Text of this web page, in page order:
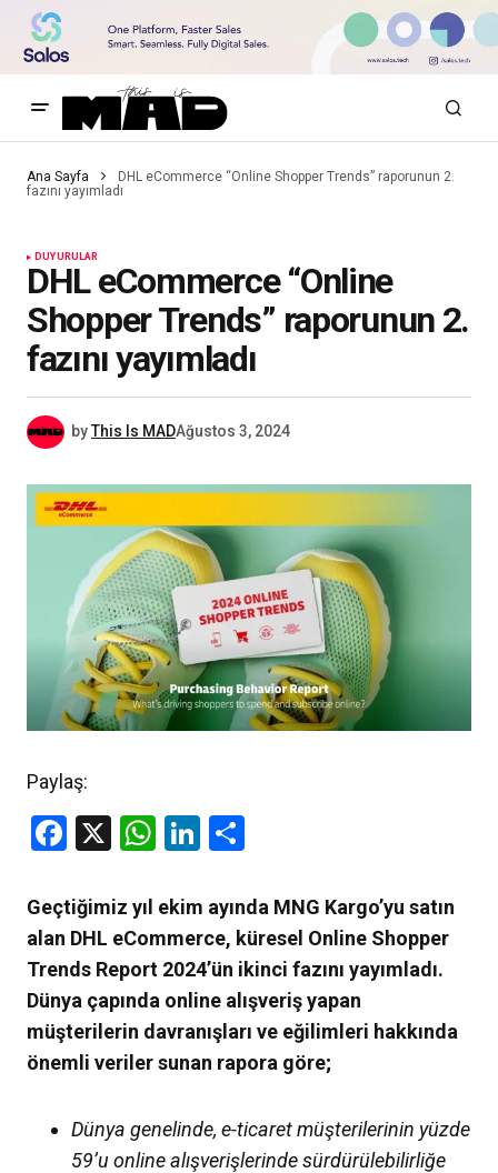
Ana Sayfa
DHL eCommerce “Online Shopper Trends” raporunun 2.
fazını yayımladı
DUYURULAR
DHL eCommerce “Online
Shopper Trends” raporunun 2.
fazını yayımladı
byThis Is MADAğustos 3, 2024
Paylaş:
Facebook
X WhatsApp
LinkedIn
Geçtiğimiz yıl ekim ayında MNG Kargo’yu satın
alan DHL eCommerce, küresel Online Shopper
Trends Report 2024’ün ikinci fazını yayımladı.
Dünya çapında online alışveriş yapan
müşterilerin davranışları ve eğilimleri hakkında
önemli veriler sunan rapora göre;
Dünya genelinde, e-ticaret müşterilerinin yüzde
59’u online alışverişlerinde sürdürülebilirliğe